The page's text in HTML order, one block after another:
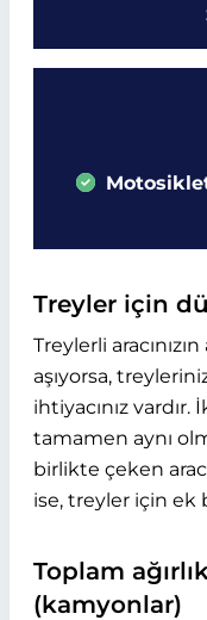
Treyler için
Treylerli
aşıyorsa,
ihtiyacınız
tamamen aynı
birlikte çeken
ise, treyler için ek
Toplam
(kamyonlar)